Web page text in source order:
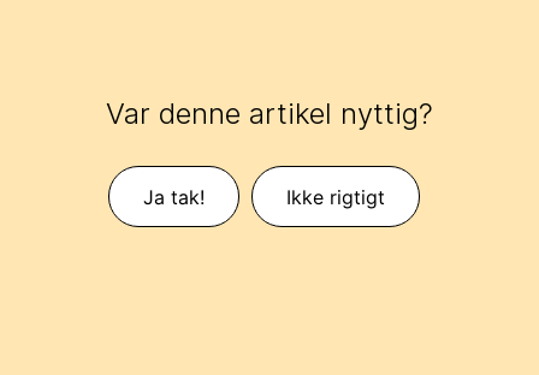
Var denne artikel nyttig?
Ja tak! Ikke rigtigt